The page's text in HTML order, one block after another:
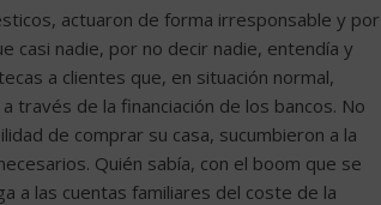
actuaron de forma irresponsable y por
casi nadie, por no decir nadie, entendía y
a clientes que, en situación normal,
través de la financiación de los bancos. No
de comprar su casa, sucumbieron a la
Quién sabía, con el boom que se
a las cuentas familiares del coste de la